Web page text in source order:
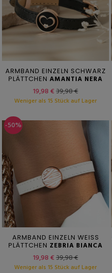
ARMBAND EINZELN SCHWARZ
PLÄTTCHEN AMANTIA NERA
19,98 €39,98 €
Weniger als 15 Stück auf Lager
-50%
ARMBAND EINZELN WEISS
PLÄTTCHEN ZEBRIA BIANCA
19,98 €39,98 €
Weniger als 15 Stück auf Lager